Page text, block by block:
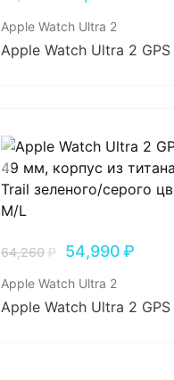
Apple Watch Ultra 2
Apple Watch Ultra 2
64,260₽ 54,990₽
Apple Watch Ultra 2
Apple Watch Ultra 2